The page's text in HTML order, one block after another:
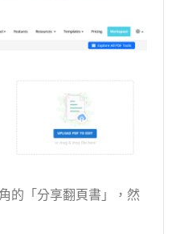
的「分享翻頁書」，然